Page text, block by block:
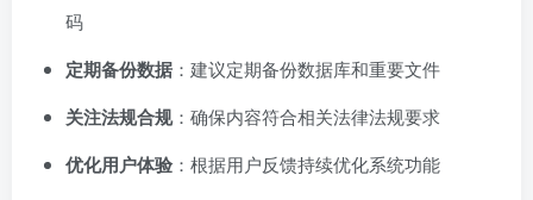
码
定期备份数据 ：建议定期备份数据库和重要文件
关注法规合规：确保内容符合相关法律法规要求
优化用户体验：根据用户反馈持续优化系统功能